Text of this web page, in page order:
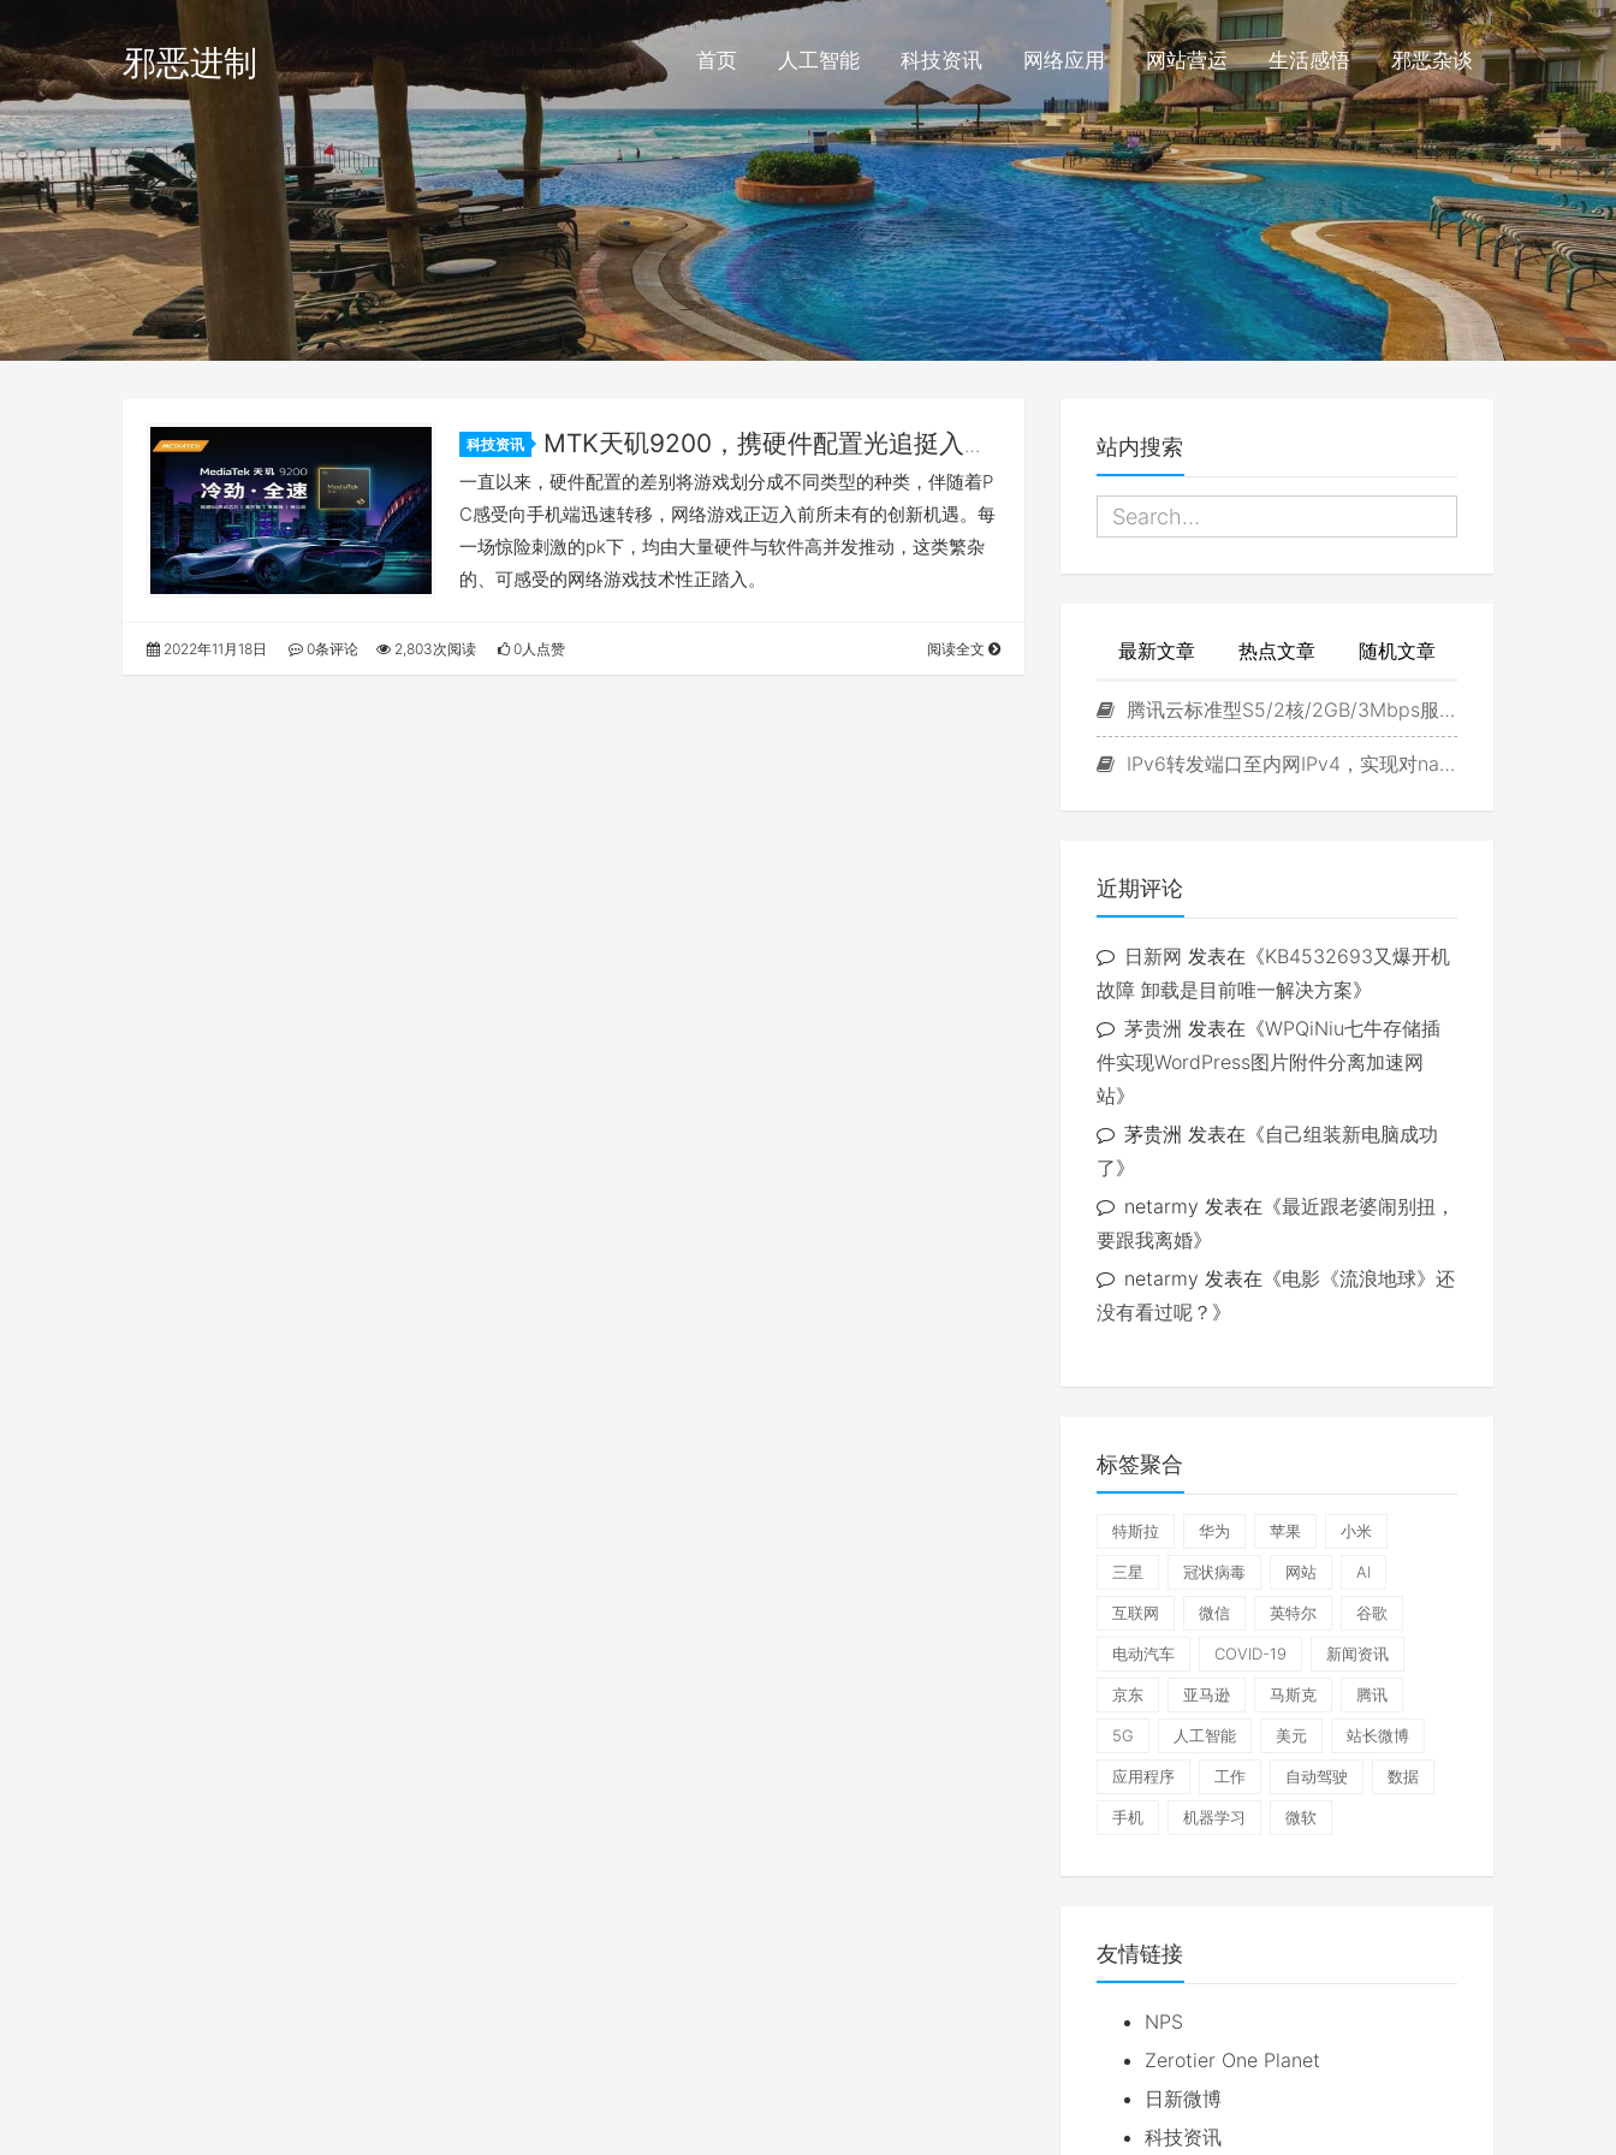
邪恶进制 首页 人工智能 科技资讯 网络应用 网站营运 生活感悟 邪恶杂谈
科技资讯
MTK天矶9200，携硬件配置光追挺入网
络游戏技术性“藏北无人区”
一直以来，硬件配置的差别将游戏划分成不同类型的种类，伴随着P
C感受向手机端迅速转移，网络游戏正迈入前所未有的创新机遇。每
一场惊险刺激的pk下，均由大量硬件与软件高并发推动，这类繁杂
的、可感受的网络游戏技术性正踏入。
2022年11月18日 0条评论 2,803次阅读 0人点赞 阅读全文
站内搜索
最新文章 热点文章 随机文章
腾讯云标准型S5/2核/2GB/3Mbps服务器试用
IPv6转发端口至内网IPv4，实现对navidrome直接访问
近期评论
日新网 发表在《KB4532693又爆开机
故障 卸载是目前唯一解决方案》
茅贵洲 发表在《WPQiNiu七牛存储插
件实现WordPress图片附件分离加速网
站》
茅贵洲 发表在《自己组装新电脑成功
了》
netarmy 发表在《最近跟老婆闹别扭，
要跟我离婚》
netarmy 发表在《电影《流浪地球》还
没有看过呢？ 》
标签聚合
特斯拉 华为 苹果 小米
三星 冠状病毒 网站 AI
互联网 微信 英特尔 谷歌
电动汽车 COVID-19 新闻资讯
京东 亚马逊 马斯克 腾讯
5G 人工智能 美元 站长微博
应用程序 工作 自动驾驶 数据
手机 机器学习 微软
友情链接
NPS
Zerotier One Planet
日新微博
科技资讯